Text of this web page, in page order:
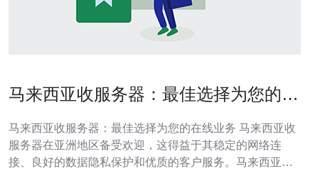
马来西亚收服务器：最佳选择为您的在
马来西亚收服务器：最佳选择为您的在线业务 马来西亚收
服务器在亚洲地区备受欢迎，这得益于其稳定的网络连
接、良好的数据隐私保护和优质的客户服务。马来西亚作